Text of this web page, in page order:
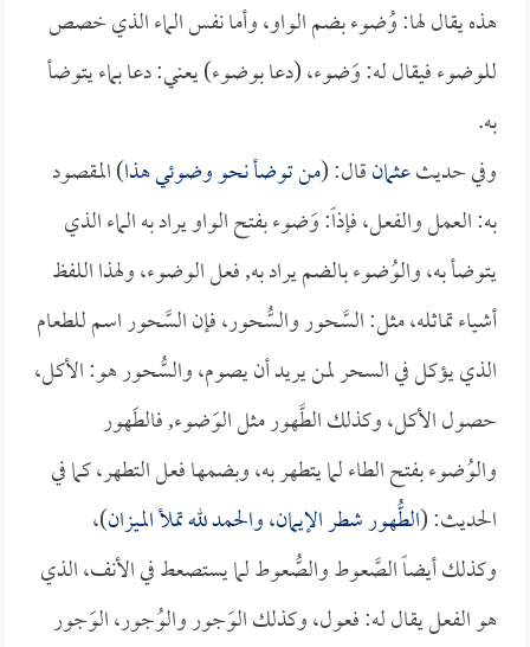
هذه يقال لها: وُضوء بضم الواو، وأما نفس الماء الذي خصص
للوضوء فيقال له: وَضوء، (دعا بوضوء) يعني: دعا بماء يتوضأ
به.
وفي حديثعثمانقال: (من توضأ نحو وضوئي هذا) المقصود
به: العمل والفعل، فإذاً: وَضوء بفتح الواو يراد به الماء الذي
يتوضأ به، والوُضوء بالضم يراد به, فعل الوضوء، ولهذا اللفظ
أشياء تماثله، مثل: السَّحور والسُّحور، فإن السَّحور اسم للطعام
الذي يؤكل في السحر لمن يريد أن يصوم، والسُّحور هو: الأكل،
حصول الأكل، وكذلك الطَّهور مثل الوَضوء, فالطَهور
والوُضوء بفتح الطاء لما يتطهر به، وبضمها فعل التطهر، كما في
الحديث: (الطُّهور شطر الإيمان، والحمد لله تملأ الميزان)،
وكذلك أيضاً الصَّعوط والصُّعوط لما يستصعط في الأنف، الذي
هو الفعل يقال له: فعول، وكذلك الوَجور والوُجور، الوَجور